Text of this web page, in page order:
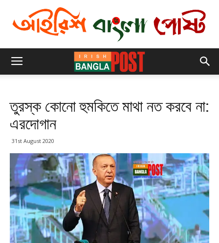
তুরস্ক কোনো হুমকিতে মাথা নত করবে না:
এরদোগান
31st August 2020